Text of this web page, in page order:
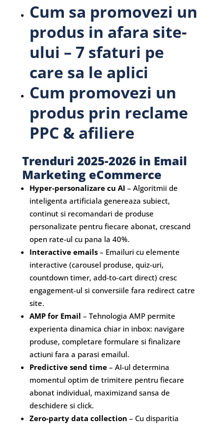
Cum sa promovezi un
produs in afara site-
ului – 7 sfaturi pe
care sa le aplici
Cum promovezi un
produs prin reclame
PPC & afiliere
Trenduri 2025-2026 in Email
Marketing eCommerce
Hyper-personalizare cu AI – Algoritmii de
inteligenta artificiala genereaza subiect,
continut si recomandari de produse
personalizate pentru fiecare abonat, crescand
open rate-ul cu pana la 40%.
Interactive emails– Emailuri cu elemente
interactive (carousel produse, quiz-uri,
countdown timer, add-to-cart direct) cresc
engagement-ul si conversiile fara redirect catre
site.
AMP for Email – Tehnologia AMP permite
experienta dinamica chiar in inbox: navigare
produse, completare formulare si finalizare
actiuni fara a parasi emailul.
Predictive send time– AI-ul determina
momentul optim de trimitere pentru fiecare
abonat individual, maximizand sansa de
deschidere si click.
Zero-party data collection – Cu disparitia